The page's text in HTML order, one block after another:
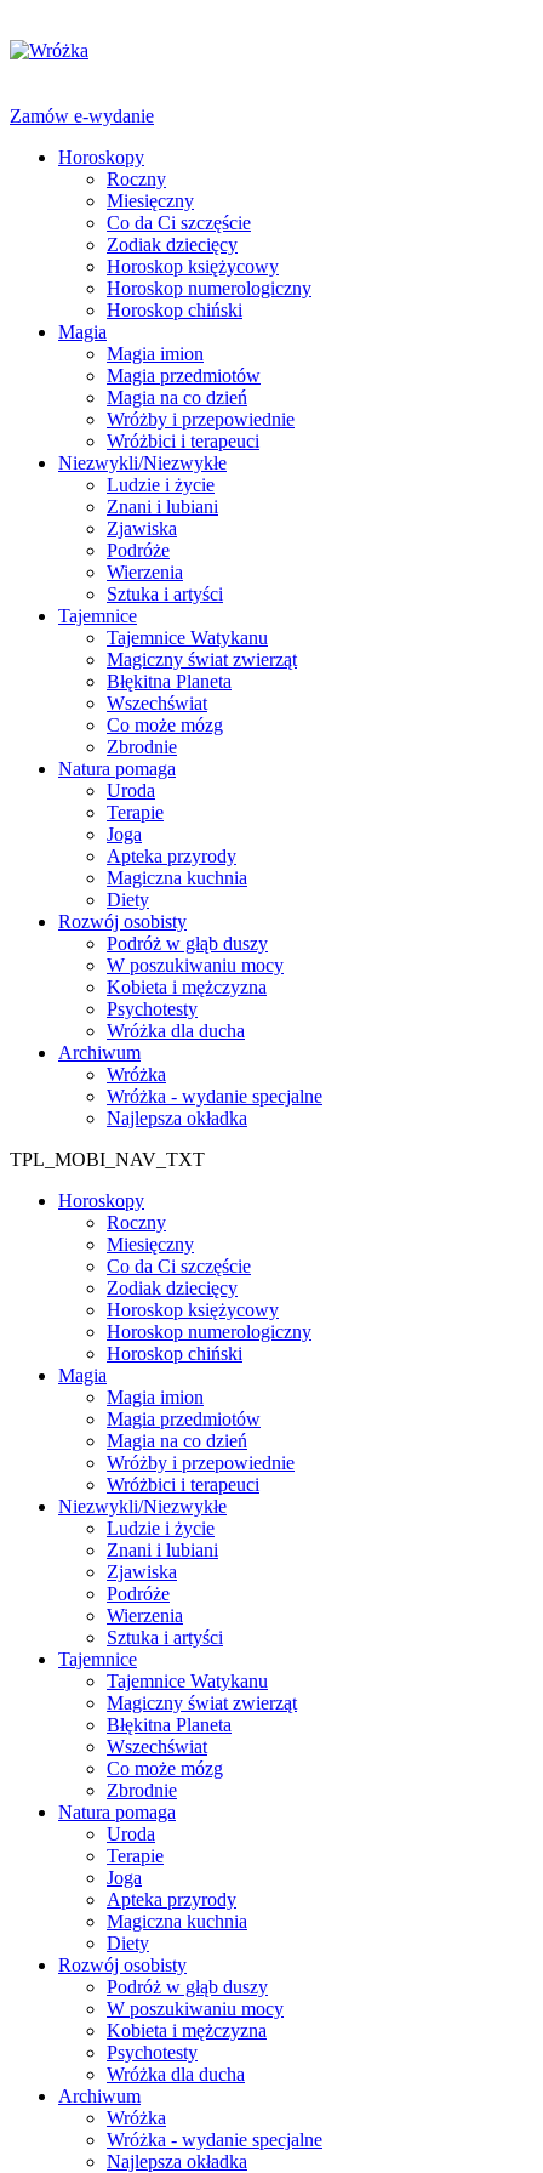
Zamów e-wydanie
Horoskopy
Roczny
Miesięczny
Co da Ci szczęście
Zodiak dziecięcy
Horoskop księżycowy
Horoskop numerologiczny
Horoskop chiński
Magia
Magia imion
Magia przedmiotów
Magia na co dzień
Wróżby i przepowiednie
Wróżbici i terapeuci
Niezwykli/Niezwykłe
Ludzie i życie
Znani i lubiani
Zjawiska
Podróże
Wierzenia
Sztuka i artyści
Tajemnice
Tajemnice Watykanu
Magiczny świat zwierząt
Błękitna Planeta
Wszechświat
Co może mózg
Zbrodnie
Natura pomaga
Uroda
Terapie
Joga
Apteka przyrody
Magiczna kuchnia
Diety
Rozwój osobisty
Podróż w głąb duszy
W poszukiwaniu mocy
Kobieta i mężczyzna
Psychotesty
Wróżka dla ducha
Archiwum
Wróżka
Wróżka - wydanie specjalne
Najlepsza okładka
TPL_MOBI_NAV_TXT
Horoskopy
Roczny
Miesięczny
Co da Ci szczęście
Zodiak dziecięcy
Horoskop księżycowy
Horoskop numerologiczny
Horoskop chiński
Magia
Magia imion
Magia przedmiotów
Magia na co dzień
Wróżby i przepowiednie
Wróżbici i terapeuci
Niezwykli/Niezwykłe
Ludzie i życie
Znani i lubiani
Zjawiska
Podróże
Wierzenia
Sztuka i artyści
Tajemnice
Tajemnice Watykanu
Magiczny świat zwierząt
Błękitna Planeta
Wszechświat
Co może mózg
Zbrodnie
Natura pomaga
Uroda
Terapie
Joga
Apteka przyrody
Magiczna kuchnia
Diety
Rozwój osobisty
Podróż w głąb duszy
W poszukiwaniu mocy
Kobieta i mężczyzna
Psychotesty
Wróżka dla ducha
Archiwum
Wróżka
Wróżka - wydanie specjalne
Najlepsza okładka